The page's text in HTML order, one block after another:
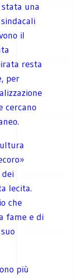
una
il
resta
per
cercano
lecita.
che
fame e di
più